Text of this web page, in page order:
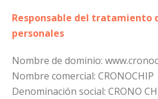
Responsable del tratamiento
personales
Nombre de dominio:
Nombre comercial: CRONOCHIP
Denominación social: CRONO